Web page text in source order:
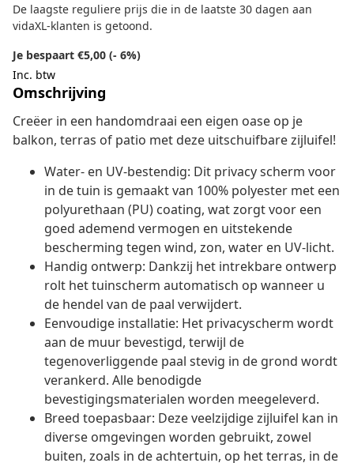
De laagste reguliere prijs die in de laatste 30 dagen aan
vidaXL-klanten is getoond.
Je bespaart €5,00 (- 6%)
Inc. btw
Omschrijving
Creëer in een handomdraai een eigen oase op je
balkon, terras of patio met deze uitschuifbare zijluifel!
Water- en UV-bestendig: Dit privacy scherm voor
in de tuin is gemaakt van 100% polyester met een
polyurethaan (PU) coating, wat zorgt voor een
goed ademend vermogen en uitstekende
bescherming tegen wind, zon, water en UV-licht.
Handig ontwerp: Dankzij het intrekbare ontwerp
rolt het tuinscherm automatisch op wanneer u
de hendel van de paal verwijdert.
Eenvoudige installatie: Het privacyscherm wordt
aan de muur bevestigd, terwijl de
tegenoverliggende paal stevig in de grond wordt
verankerd. Alle benodigde
bevestigingsmaterialen worden meegeleverd.
Breed toepasbaar: Deze veelzijdige zijluifel kan in
diverse omgevingen worden gebruikt, zowel
buiten, zoals in de achtertuin, op het terras, in de